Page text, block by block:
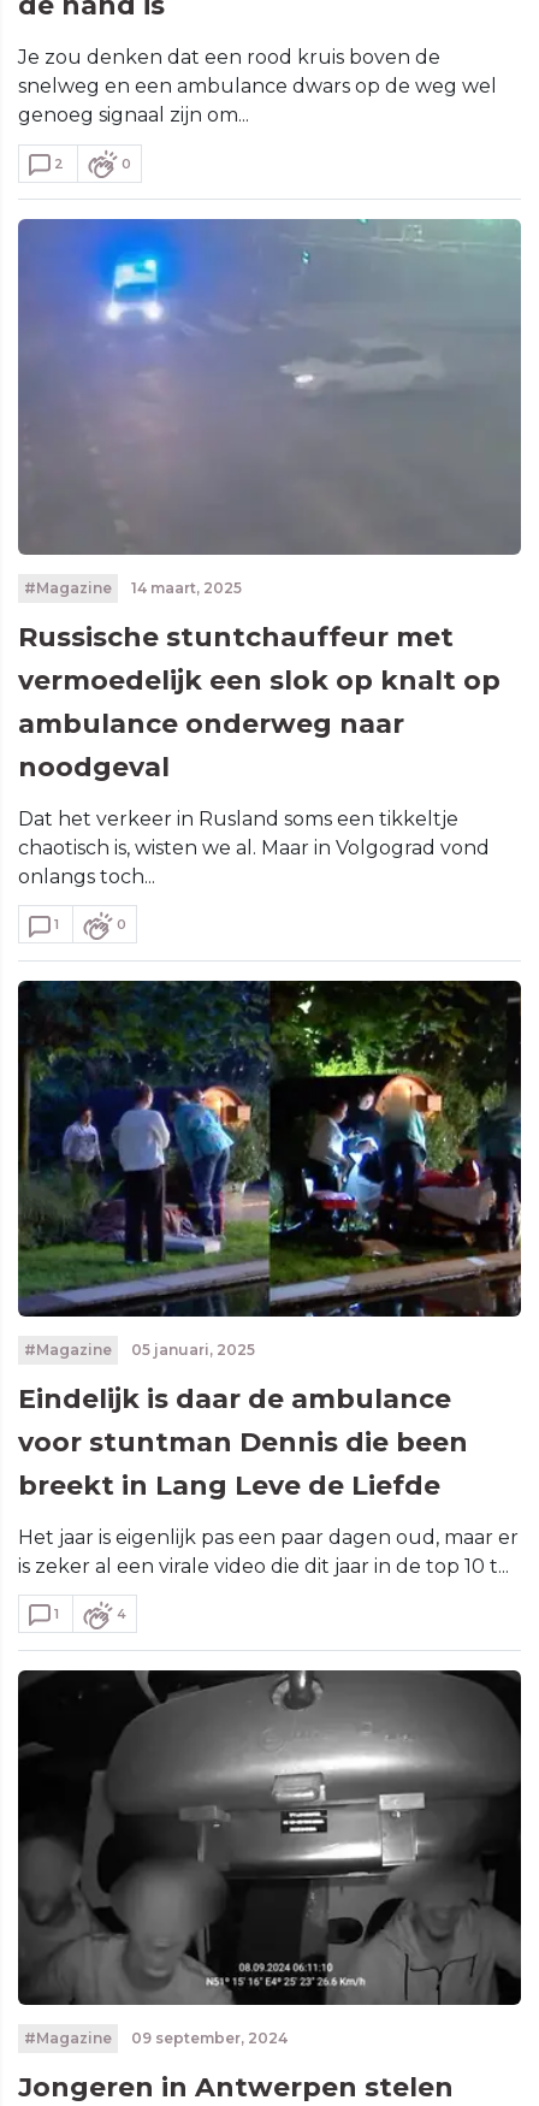
Je zou denken dat een rood kruis boven de
snelweg en een ambulance dwars op de weg wel
genoeg signaal zijn om...
2 0
#Magazine 14 maart, 2025
Russische stuntchauffeur met
vermoedelijk een slok op knalt op
ambulance onderweg naar
noodgeval
Dat het verkeer in Rusland soms een tikkeltje
chaotisch is, wisten we al. Maar in Volgograd vond
onlangs toch...
1 0
#Magazine 05 januari, 2025
Eindelijk is daar de ambulance
voor stuntman Dennis die been
breekt in Lang Leve de Liefde
Het jaar is eigenlijk pas een paar dagen oud, maar er
is zeker al een virale video die dit jaar in de top 10 t...
1 4
#Magazine 09 september, 2024
Jongeren in Antwerpen stelen